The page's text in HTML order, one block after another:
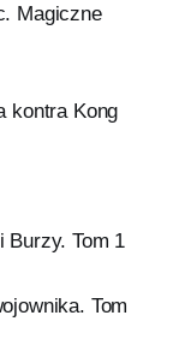
Magiczne
kontra Kong
Burzy. Tom 1
Tom